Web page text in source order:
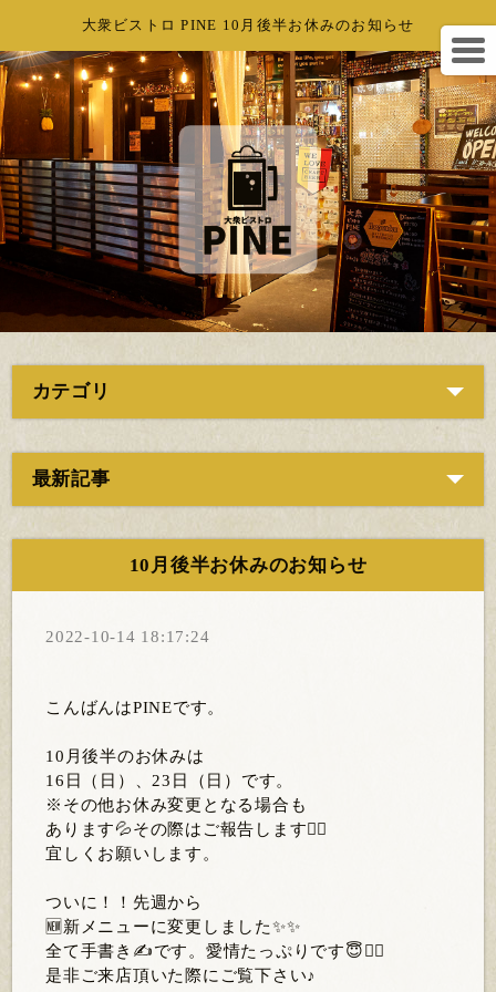
大衆ビストロ PINE 10月後半お休みのお知らせ
カテゴリ
最新記事
10月後半お休みのお知らせ
2022-10-14 18:17:24
こんばんはPINEです。
10月後半のお休みは
16日（日）、23日（日）です。
※その他お休み変更となる場合も
あります💦その際はご報告します🙇‍♀️
宜しくお願いします。
ついに！！先週から
🆕新メニューに変更しました✨✨
全て手書き✍️です。愛情たっぷりです😇❤️‍🔥
是非ご来店頂いた際にご覧下さい♪